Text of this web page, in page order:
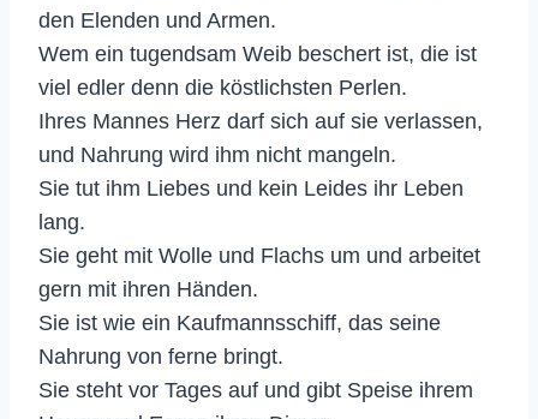
den Elenden und Armen.
Wem ein tugendsam Weib beschert ist, die ist
viel edler denn die köstlichsten Perlen.
Ihres Mannes Herz darf sich auf sie verlassen,
und Nahrung wird ihm nicht mangeln.
Sie tut ihm Liebes und kein Leides ihr Leben
lang.
Sie geht mit Wolle und Flachs um und arbeitet
gern mit ihren Händen.
Sie ist wie ein Kaufmannsschiff, das seine
Nahrung von ferne bringt.
Sie steht vor Tages auf und gibt Speise ihrem